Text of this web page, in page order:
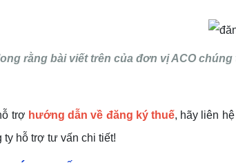
rằng bài viết trên của đơn vị ACO
trợ hướng dẫn về đăng ký thuế, hãy liên
ty hỗ trợ tư vấn chi tiết!